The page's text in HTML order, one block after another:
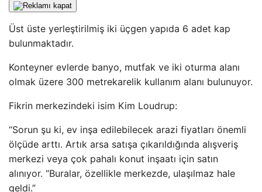
Üst üste yerleştirilmiş iki üçgen yapıda 6 adet kap
bulunmaktadır.
Konteyner evlerde banyo, mutfak ve iki oturma alanı
olmak üzere 300 metrekarelik kullanım alanı bulunuyor.
Fikrin merkezindeki isim Kim Loudrup:
“Sorun şu ki, ev inşa edilebilecek arazi fiyatları önemli
ölçüde arttı. Artık arsa satışa çıkarıldığında alışveriş
merkezi veya çok pahalı konut inşaatı için satın
alınıyor. “Buralar, özellikle merkezde, ulaşılmaz hale
geldi.”